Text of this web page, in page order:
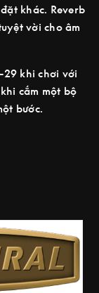
khác. Reverb
vời cho âm
khi chơi với
cắm một bộ
bước.